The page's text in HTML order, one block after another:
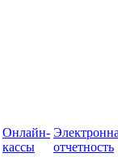
Онлайн-
кассы
отчетность